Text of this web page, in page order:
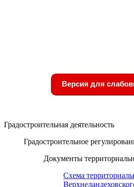
Версия для
Градостроительная деятельность
Градостроительное
Документы
Схема